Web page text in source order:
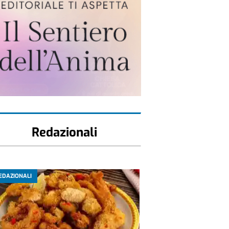
Redazionali